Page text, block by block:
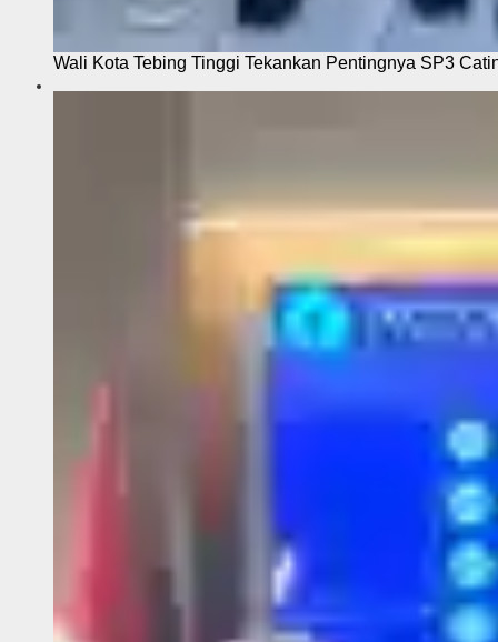
Wali Kota Tebing Tinggi Tekankan Pentingnya SP3